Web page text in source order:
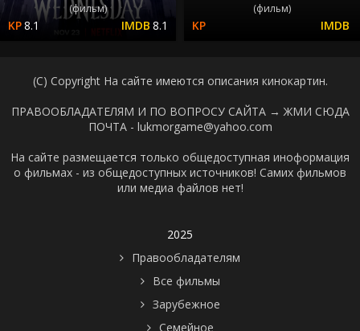
(фильм)
8.1 8.1
(фильм)
(C) Copyright На сайте имеются описания кинокартин.
ПРАВООБЛАДАТЕЛЯМ И ПО ВОПРОСУ САЙТА → ЖМИ СЮДА
ПОЧТА - lukmorgame@yahoo.com
На сайте размещается только общедоступная иноформация
о фильмах - из общедоступных источников! Самих фильмов
или медиа файлов нет!
2025
Правообладателям
Все фильмы
Зарубежное
Семейное